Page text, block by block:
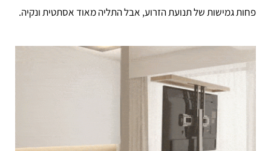
פחות גמישות של תנועת הזרוע, אבל התליה מאוד אסתטית ונקיה.